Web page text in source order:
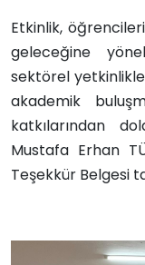
Etkinlik,
geleceğine
sektörel
akademik
katkılarından
Mustafa Erhan
Teşekkür Belgesi